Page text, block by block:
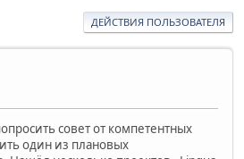
ДЕЙСТВИЯ ПОЛЬЗОВАТЕЛЯ
совет от компетентных
один из плановых